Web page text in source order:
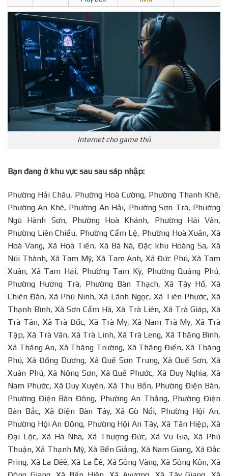
Internet cho game thủ
Bạn đang ở khu vực sau sau sáp nhập:
Phường Hải Châu, Phường Hoà Cường, Phường Thanh Khê,
Phường An Khê, Phường An Hải, Phường Sơn Trà, Phường
Ngũ Hành Sơn, Phường Hoà Khánh, Phường Hải Vân,
Phường Liên Chiểu, Phường Cẩm Lệ, Phường Hoà Xuân, Xã
Hoà Vang, Xã Hoà Tiến, Xã Bà Nà, Đặc khu Hoàng Sa, Xã
Núi Thành, Xã Tam Mỹ, Xã Tam Anh, Xã Đức Phú, Xã Tam
Xuân, Xã Tam Hải, Phường Tam Kỳ, Phường Quảng Phú,
Phường Hương Trà, Phường Bàn Thạch, Xã Tây Hồ, Xã
Chiên Đàn, Xã Phú Ninh, Xã Lãnh Ngọc, Xã Tiên Phước, Xã
Thạnh Bình, Xã Sơn Cẩm Hà, Xã Trà Liên, Xã Trà Giáp, Xã
Trà Tân, Xã Trà Đốc, Xã Trà My, Xã Nam Trà My, Xã Trà
Tập, Xã Trà Vân, Xã Trà Linh, Xã Trà Leng, Xã Thăng Bình,
Xã Thăng An, Xã Thăng Trường, Xã Thăng Điền, Xã Thăng
Phú, Xã Đồng Dương, Xã Quế Sơn Trung, Xã Quế Sơn, Xã
Xuân Phú, Xã Nông Sơn, Xã Quế Phước, Xã Duy Nghĩa, Xã
Nam Phước, Xã Duy Xuyên, Xã Thu Bồn, Phường Điện Bàn,
Phường Điện Bàn Đông, Phường An Thắng, Phường Điện
Bàn Bắc, Xã Điện Bàn Tây, Xã Gò Nổi, Phường Hội An,
Phường Hội An Đông, Phường Hội An Tây, Xã Tân Hiệp, Xã
Đại Lộc, Xã Hà Nha, Xã Thượng Đức, Xã Vu Gia, Xã Phú
Thuận, Xã Thạnh Mỹ, Xã Bến Giằng, Xã Nam Giang, Xã Đắc
Pring, Xã La Dêê, Xã La Êê, Xã Sông Vàng, Xã Sông Kôn, Xã